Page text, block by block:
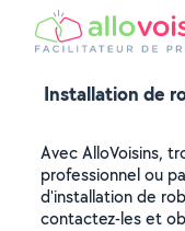
Installation de
Avec AlloVoisins,
professionnel ou
d'installation de
contactez-les et